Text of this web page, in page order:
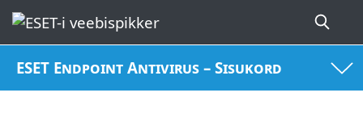
ESET Endpoint Antivirus – Sisukord